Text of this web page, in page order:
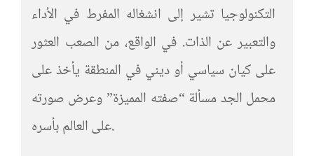
التكنولوجيا تشير إلى انشغاله المفرط في الأداء
والتعبير عن الذات. في الواقع، من الصعب العثور
على كيان سياسي أو ديني في المنطقة يأخذ على
محمل الجد مسألة “صفته المميزة” وعرض صورته
على العالم بأسره.